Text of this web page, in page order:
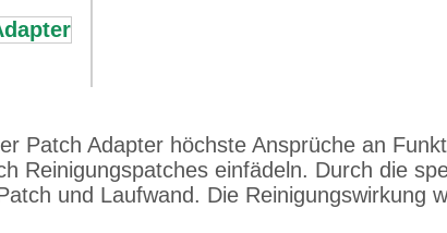
Patch Adapter höchste Ansprüche an
Reinigungspatches einfädeln. Durch die
und Laufwand. Die Reinigungswirkung